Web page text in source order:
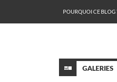
POURQUOI CE BLOG
GALERIES